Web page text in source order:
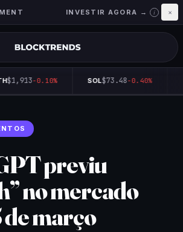
INVESTIR AGORA → i ×
$1,913-0.10% SOL$73.48-0.40%
previu
no mercado
de março